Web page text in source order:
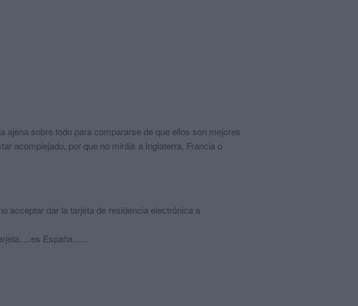
ajena sobre todo para compararse de que ellos son mejores
acomplejado, por que no miráis a Inglaterra, Francia o
acceptar dar la tarjeta de residencia electrónica a
España......